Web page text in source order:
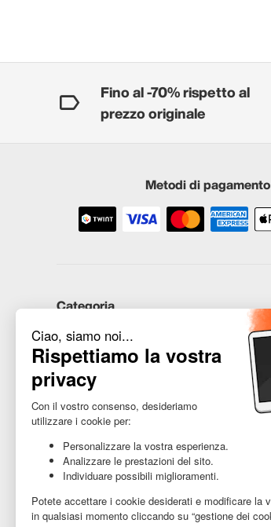
Fino al -70% rispetto al
prezzo originale
Metodi di pagamento
Categoria
iPhone
Samsung
Huawei
Hai bisogno di aiuto?